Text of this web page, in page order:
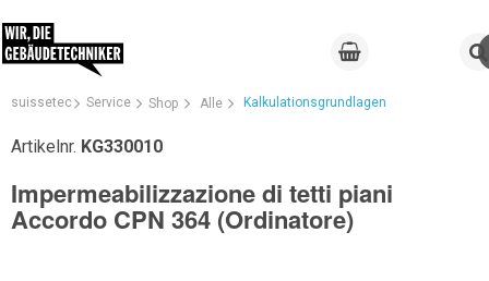
suissetec Service Shop Alle Kalkulationsgrundlagen
Artikelnr. KG330010
Impermeabilizzazione di tetti piani
Accordo CPN 364 (Ordinatore)